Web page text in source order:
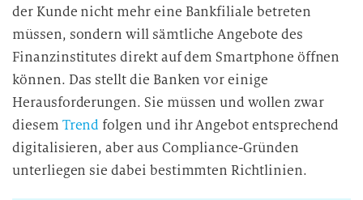
der Kunde nicht mehr eine Bankfiliale betreten
müssen, sondern will sämtliche Angebote des
Finanzinstitutes direkt auf dem Smartphone öffnen
können. Das stellt die Banken vor einige
Herausforderungen. Sie müssen und wollen zwar
diesem Trend folgen und ihr Angebot entsprechend
digitalisieren, aber aus Compliance-Gründen
unterliegen sie dabei bestimmten Richtlinien.